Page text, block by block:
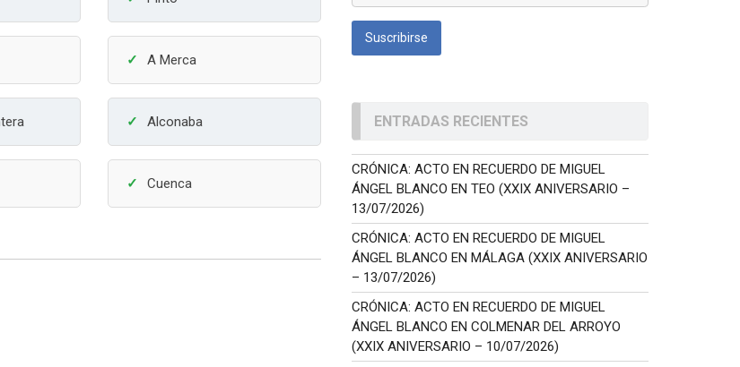
A Merca
Alconaba
Cuenca
ENTRADAS RECIENTES
CRÓNICA: ACTO EN RECUERDO DE MIGUEL
ÁNGEL BLANCO EN TEO (XXIX ANIVERSARIO –
13/07/2026)
CRÓNICA: ACTO EN RECUERDO DE MIGUEL
ÁNGEL BLANCO EN MÁLAGA (XXIX ANIVERSARIO
– 13/07/2026)
CRÓNICA: ACTO EN RECUERDO DE MIGUEL
ÁNGEL BLANCO EN COLMENAR DEL ARROYO
(XXIX ANIVERSARIO – 10/07/2026)